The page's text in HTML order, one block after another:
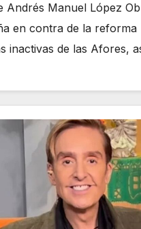
Andrés Manuel López
en contra de la reforma
inactivas de las Afores,